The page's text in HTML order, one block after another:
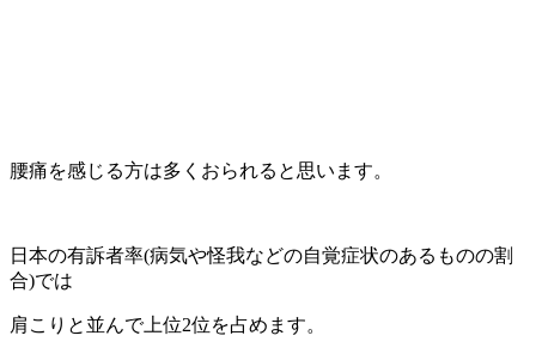
腰痛を感じる方は多くおられると思います。
日本の有訴者率(病気や怪我などの自覚症状のあるものの割
合)では
肩こりと並んで上位2位を占めます。